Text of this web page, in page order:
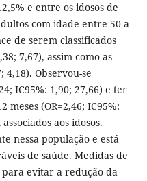
e entre os idosos de
com idade entre 50 a
de serem classificados
7,67), assim como as
4,18). Observou-se
IC95%: 1,90; 27,66) e ter
(OR=2,46; IC95%:
aos idosos.
nessa população e está
de saúde. Medidas de
evitar a redução da